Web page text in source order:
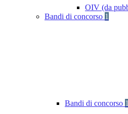
OIV (da
Bandi di concorso 1
Bandi di concorso 1